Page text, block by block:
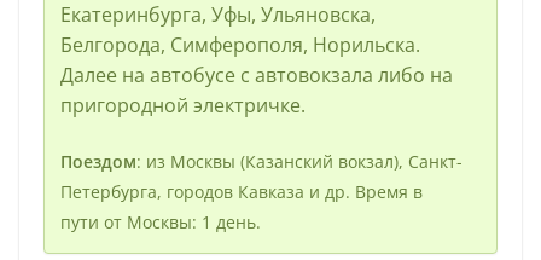
Екатеринбурга, Уфы, Ульяновска,
Белгорода, Симферополя, Норильска.
Далее на автобусе с автовокзала либо на
пригородной электричке.
Поездом: из Москвы (Казанский вокзал), Санкт-
Петербурга, городов Кавказа и др. Время в
пути от Москвы: 1 день.